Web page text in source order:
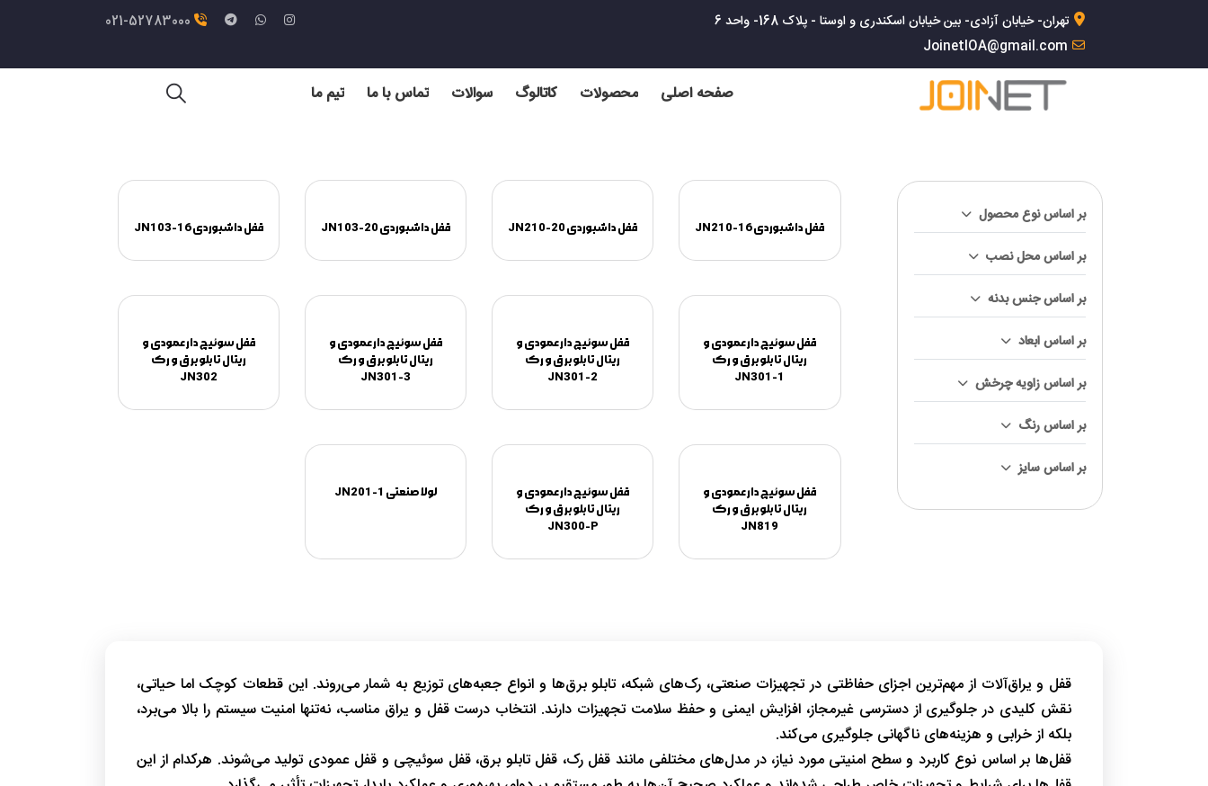
تهران- خیابان آزادی- بین خیابان اسکندری و اوستا - پلاک 168- واحد 6
JoinetIOA@gmail.com
021-52783000
صفحه اصلی محصولات کاتالوگ سوالات تماس با ما تیم ما
بر اساس نوع محصول
بر اساس محل نصب
بر اساس جنس بدنه
بر اساس ابعاد
بر اساس زاویه چرخش
بر اساس رنگ
بر اساس سایز
قفل داشبوردی JN210-16 قفل داشبوردی JN210-20 قفل داشبوردی JN103-20 قفل داشبوردی JN103-16
قفل سوئیچ دار عمودی و
ریتال تابلو برق و رک
JN301-1
قفل سوئیچ دار عمودی و
ریتال تابلو برق و رک
JN301-2
قفل سوئیچ دار عمودی و
ریتال تابلو برق و رک
JN301-3
قفل سوئیچ دار عمودی و
ریتال تابلو برق و رک
JN302
قفل سوئیچ دار عمودی و
ریتال تابلو برق و رک
JN819
قفل سوئیچ دار عمودی و
ریتال تابلو برق و رک
JN300-P
لولا صنعتی JN201-1
قفل و یراق‌آلات از مهم‌ترین اجزای حفاظتی در تجهیزات صنعتی، رک‌های شبکه، تابلو برق‌ها و انواع جعبه‌های توزیع به شمار می‌روند. این قطعات کوچک اما حیاتی،
نقش کلیدی در جلوگیری از دسترسی غیرمجاز، افزایش ایمنی و حفظ سلامت تجهیزات دارند. انتخاب درست قفل و یراق مناسب، نه‌تنها امنیت سیستم را بالا می‌برد،
بلکه از خرابی‌ و هزینه‌های ناگهانی جلوگیری می‌کند.
قفل‌ها بر اساس نوع کاربرد و سطح امنیتی مورد نیاز، در مدل‌های مختلفی مانند قفل رک، قفل تابلو برق، قفل سوئیچی و قفل عمودی تولید می‌شوند. هرکدام از این